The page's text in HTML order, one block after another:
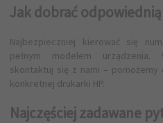
Jak dobrać odpowiednią
Najbezpieczniej kierować się
pełnym modelem urządzenia.
skontaktuj się z nami – pomożemy
konkretnej drukarki HP.
Najczęściej zadawane